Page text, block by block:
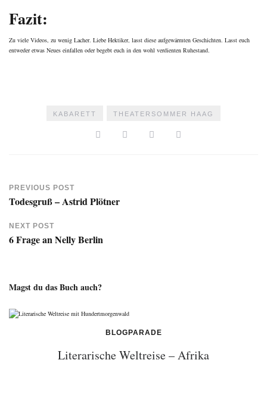
Fazit:
Zu viele Videos, zu wenig Lacher. Liebe Hektiker, lasst diese aufgewärmten Geschichten. Lasst euch
entweder etwas Neues einfallen oder begebt euch in den wohl verdienten Ruhestand.
KABARETT THEATERSOMMER HAAG
PREVIOUS POST
Todesgruß – Astrid Plötner
NEXT POST
6 Frage an Nelly Berlin
Magst du das Buch auch?
BLOGPARADE
Literarische Weltreise – Afrika